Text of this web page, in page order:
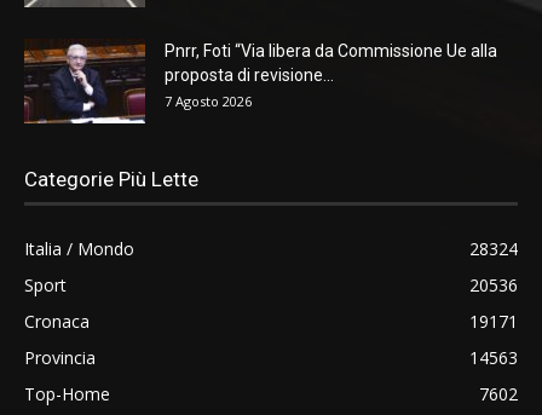
Pnrr, Foti “Via libera da Commissione Ue alla
proposta di revisione...
7 Agosto 2026
Categorie Più Lette
Italia / Mondo
28324
Sport
20536
Cronaca
19171
Provincia
14563
Top-Home
7602